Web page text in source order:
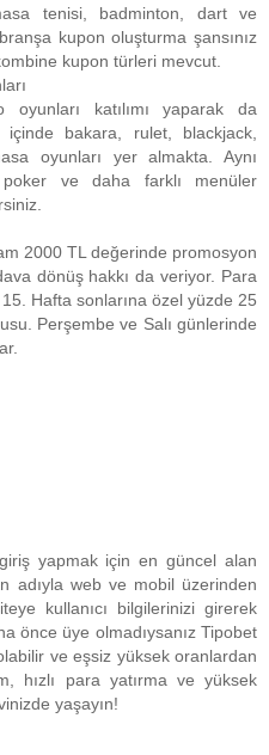
tenisi, badminton, dart ve
kupon oluşturma şansınız
kupon türleri mevcut.
oyunları katılımı yaparak da
içinde bakara, rulet, blackjack,
oyunları yer almakta. Aynı
ve daha farklı menüler
2000 TL değerinde promosyon
dönüş hakkı da veriyor. Para
Hafta sonlarına özel yüzde 25
Perşembe ve Salı günlerinde
yapmak için en güncel alan
adıyla web ve mobil üzerinden
kullanıcı bilgilerinizi girerek
önce üye olmadıysanız Tipobet
ve eşsiz yüksek oranlardan
hızlı para yatırma ve yüksek
yaşayın!